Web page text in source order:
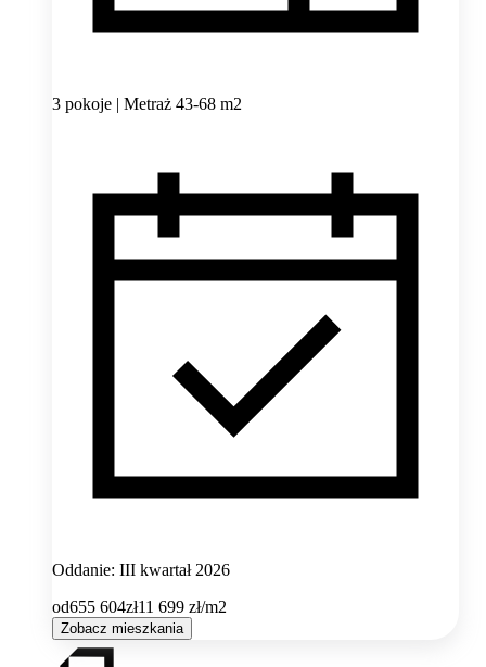
3 pokoje | Metraż 43-68 m2
Oddanie: III kwartał 2026
od655 604zł11 699 zł/m2
Zobacz mieszkania